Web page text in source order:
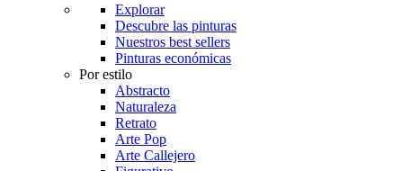
Explorar
Descubre las pinturas
Nuestros best sellers
Pinturas económicas
Por estilo
Abstracto
Naturaleza
Retrato
Arte Pop
Arte Callejero